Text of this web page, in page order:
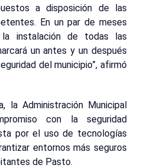
a disposición de las
En un par de meses
la instalación de todas las
un antes y un después
del municipio”, afirmó
la Administración Municipal
con la seguridad
por el uso de tecnologías
entornos más seguros
de Pasto.